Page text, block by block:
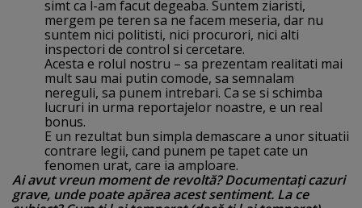
simt ca l-am facut degeaba. Suntem ziaristi,
mergem pe teren sa ne facem meseria, dar nu
suntem nici politisti, nici procurori, nici alti
inspectori de control si cercetare.
Acesta e rolul nostru – sa prezentam realitati mai
mult sau mai putin comode, sa semnalam
nereguli, sa punem intrebari. Ca se si schimba
lucruri in urma reportajelor noastre, e un real
bonus.
E un rezultat bun simpla demascare a unor situatii
contrare legii, cand punem pe tapet cate un
fenomen urat, care ia amploare.
Ai avut vreun moment de revoltă? Documentaţi cazuri
grave, unde poate apărea acest sentiment. La ce